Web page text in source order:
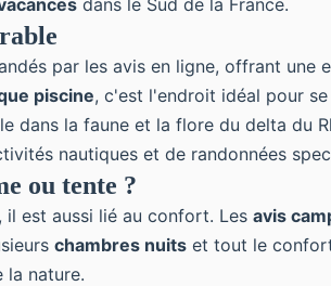
dans le Sud de la France.
par les avis en ligne, offrant une
piscine, c'est l'endroit idéal pour
dans la faune et la flore du delta du
nautiques et de randonnées
ou tente ?
, il est aussi lié au confort. Les avis
chambres nuits et tout le
la nature.